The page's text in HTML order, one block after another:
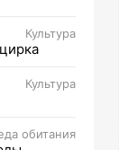
Культура
Культура
обитания